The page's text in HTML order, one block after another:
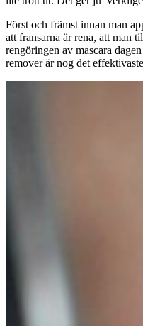
Först och främst innan man
att fransarna är rena, att man
rengöringen av mascara
remover är nog det